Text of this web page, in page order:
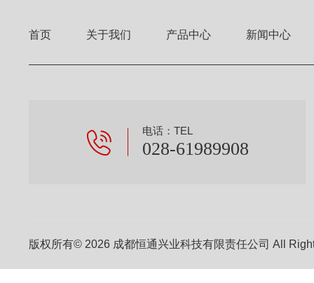
首页 关于我们 产品中心 新闻中心
电话：TEL
028-61989908
版权所有© 2026 成都恒通兴业科技有限责任公司 All